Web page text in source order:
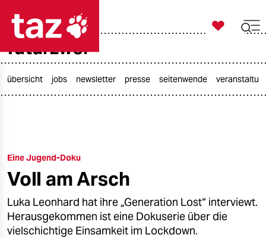
taz zahl ich
öko
gesellschaft
kultur

taz zahl ich
futurzwei
übersicht jobs newsletter presse seitenwende
Eine Jugend-Doku
Voll am Arsch
Luka Leonhard hat ihre „Generation Lost“ interviewt.
Herausgekommen ist eine Dokuserie über die
vielschichtige Einsamkeit im Lockdown.